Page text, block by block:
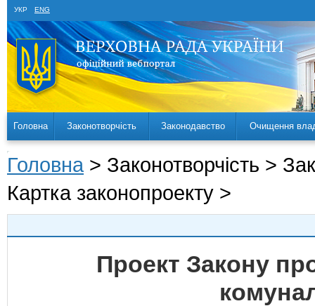
УКР ENG
Головна Законотворчість Законодавство Очищення
Головна > Законотворчість >
Картка законопроекту >
Проект Закону